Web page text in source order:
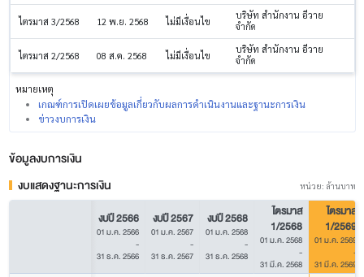
ไตรมาส 3/2568 12 พ.ย. 2568 ไม่มีเงื่อนไข
บริษัท สำนักงาน อีวาย
จำกัด
ไตรมาส 2/2568 08 ส.ค. 2568 ไม่มีเงื่อนไข
บริษัท สำนักงาน อีวาย
จำกัด
หมายเหตุ
เกณฑ์การเปิดเผยข้อมูลเกี่ยวกับผลการดำเนินงานและฐานะการเงิน
ข่าวงบการเงิน
ข้อมูลงบการเงิน
งบแสดงฐานะการเงิน
หน่วย: ล้านบาท
งบปี 2566
01 ม.ค. 2566
-
31 ธ.ค. 2566
งบปี 2567
01 ม.ค. 2567
-
31 ธ.ค. 2567
งบปี 2568
01 ม.ค. 2568
-
31 ธ.ค. 2568
ไตรมาส
1/2568
01 ม.ค. 2568
-
31 มี.ค. 2568
ไตรมาส
1/2569
01 ม.ค. 2569
-
31 มี.ค. 2569